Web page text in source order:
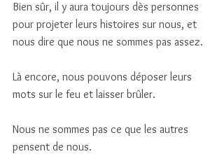
Bien sûr, il y aura toujours dès personnes
pour projeter leurs histoires sur nous, et
nous dire que nous ne sommes pas assez.
Là encore, nous pouvons déposer leurs
mots sur le feu et laisser brûler.
Nous ne sommes pas ce que les autres
pensent de nous.